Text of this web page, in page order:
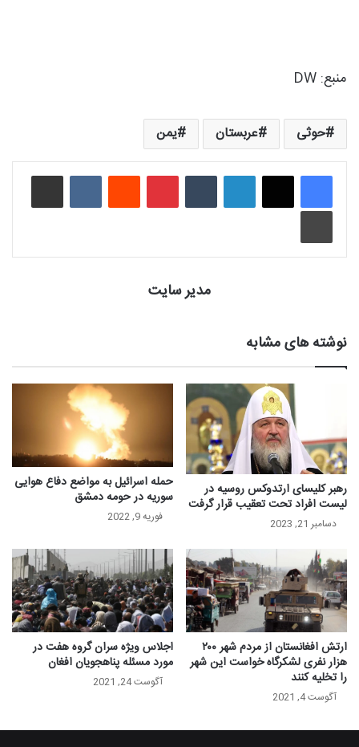
منبع:‌ DW
حوثی عربستان یمن
لینکدین ‫پین‌ترست ‫رددیت
چاپ
مدیر سایت
نوشته های مشابه
رهبر کلیسای ارتدوکس روسیه در
لیست افراد تحت تعقیب قرار گرفت
دسامبر 21, 2023
حمله اسرائيل به مواضع دفاع هوایی
سوریه در حومه دمشق
فوریه 9, 2022
ارتش افغانستان از مردم شهر ۲۰۰
هزار نفری لشکرگاه خواست این شهر
را تخلیه کنند
آگوست 4, 2021
اجلاس ویژه سران گروه هفت در
مورد مسئله پناهجویان افغان
آگوست 24, 2021